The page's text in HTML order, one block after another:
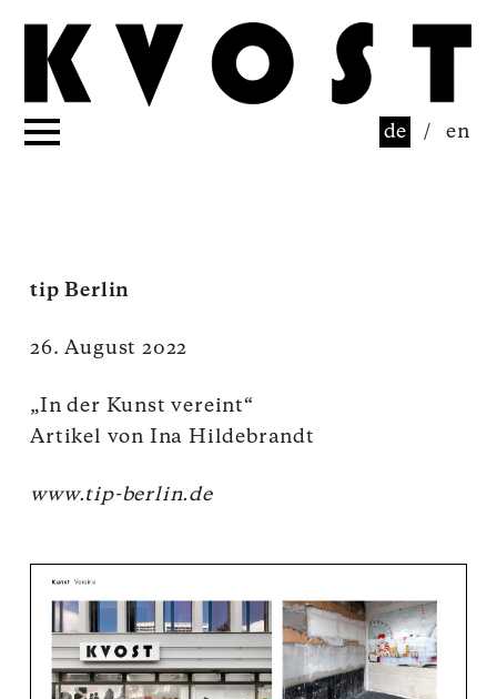
de / en
tip Berlin
26. August 2022
„In der Kunst vereint“
Artikel von Ina Hildebrandt
www.tip-berlin.de